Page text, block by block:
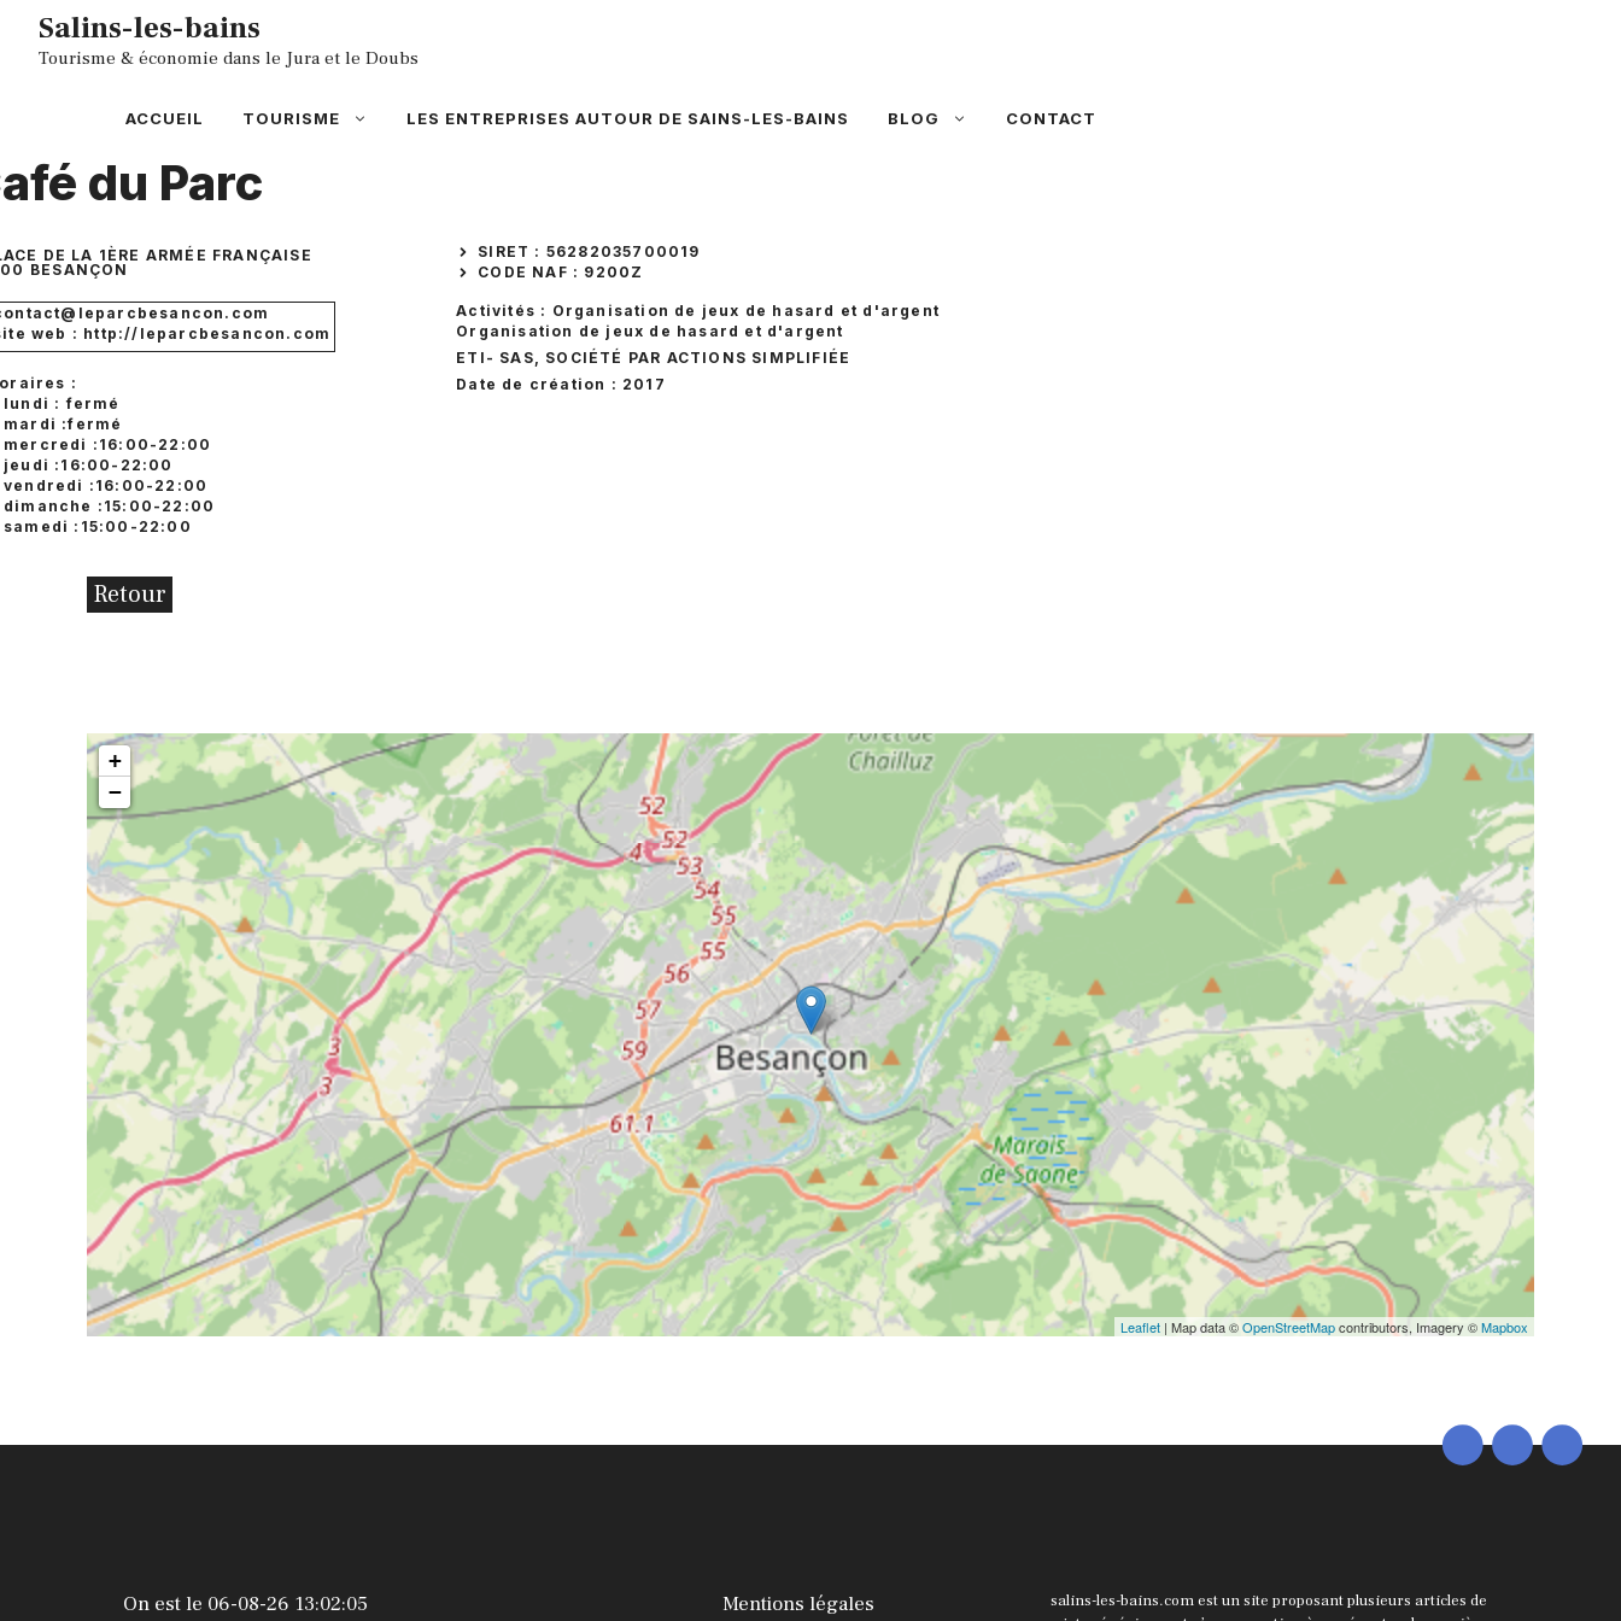
AllerSalins-les-bains
Tourisme & économie dans le Jura et le Doubs
ACCUEIL TOURISME LES ENTREPRISES AUTOUR DE SAINS-LES-BAINS BLOG CONTACT
du Parc
DE LA 1ÈRE ARMÉE FRANÇAISE
BESANÇON
web : http://leparcbesancon.com
:
lundi : fermé
mardi :fermé
mercredi :16:00-22:00
jeudi :16:00-22:00
vendredi :16:00-22:00
dimanche :15:00-22:00
samedi :15:00-22:00
SIRET : 56282035700019
CODE NAF : 9200Z
Activités : Organisation de jeux de hasard et d'argent
Organisation de jeux de hasard et d'argent
ETI - SAS, SOCIÉTÉ PAR ACTIONS SIMPLIFIÉE
Date de création : 2017
Retour
+
−
Leaflet | Map data ©OpenStreetMapcontributors, Imagery ©Mapbox
On est le 06-08-26 13:02:05 Mentions légales
salins-les-bains.com est un site proposant plusieurs articles de